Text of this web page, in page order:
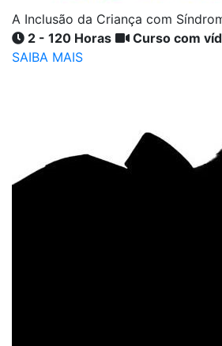
A Inclusão da Criança com
2 - 120 Horas
Curso com
SAIBA MAIS